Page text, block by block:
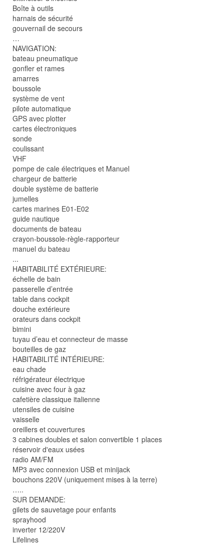
Boîte à outils
harnais de sécurité
gouvernail de secours
…
NAVIGATION:
bateau pneumatique
gonfler et rames
amarres
boussole
système de vent
pilote automatique
GPS avec plotter
cartes électroniques
sonde
coulissant
VHF
pompe de cale électriques et Manuel
chargeur de batterie
double système de batterie
jumelles
cartes marines E01-E02
guide nautique
documents de bateau
crayon-boussole-règle-rapporteur
manuel du bateau
...
HABITABILITÉ EXTÉRIEURE:
échelle de bain
passerelle d’entrée
table dans cockpit
douche extérieure
orateurs dans cockpit
bimini
tuyau d’eau et connecteur de masse
bouteilles de gaz
HABITABILITÉ INTÉRIEURE:
eau chade
réfrigérateur électrique
cuisine avec four à gaz
cafetière classique italienne
utensiles de cuisine
vaisselle
oreillers et couvertures
3 cabines doubles et salon convertible 1 places
réservoir d'eaux usées
radio AM/FM
MP3 avec connexion USB et minijack
bouchons 220V (uniquement mises à la terre)
…..
SUR DEMANDE:
gilets de sauvetage pour enfants
sprayhood
inverter 12/220V
Lifelines